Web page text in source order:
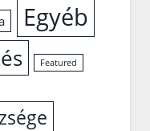
Egyéb
Featured